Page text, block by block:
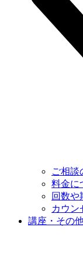
ご相談
料金に
回数や
カウン
講座・その